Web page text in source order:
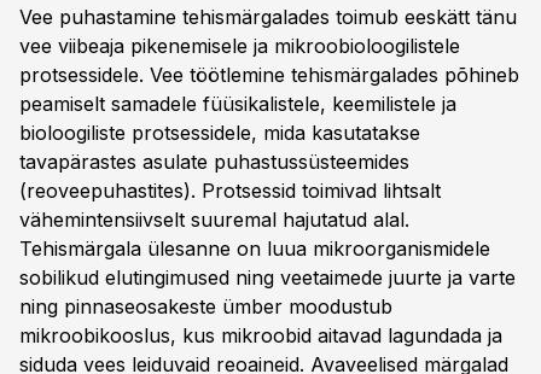
Vee puhastamine tehismärgalades toimub eeskätt tänu
vee viibeaja pikenemisele ja mikroobioloogilistele
protsessidele. Vee töötlemine tehismärgalades põhineb
peamiselt samadele füüsikalistele, keemilistele ja
bioloogiliste protsessidele, mida kasutatakse
tavapärastes asulate puhastussüsteemides
(reoveepuhastites). Protsessid toimivad lihtsalt
vähemintensiivselt suuremal hajutatud alal.
Tehismärgala ülesanne on luua mikroorganismidele
sobilikud elutingimused ning veetaimede juurte ja varte
ning pinnaseosakeste ümber moodustub
mikroobikooslus, kus mikroobid aitavad lagundada ja
siduda vees leiduvaid reoaineid. Avaveelised märgalad